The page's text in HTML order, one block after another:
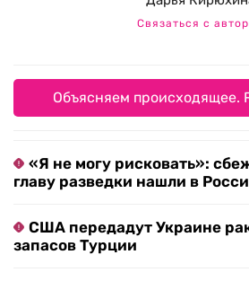
Связаться с
Объясняем происходящее.
«Я не могу рисковать»:
главу разведки нашли в
США передадут Украине
запасов Турции